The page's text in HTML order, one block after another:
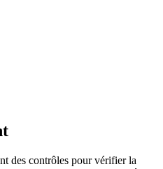
des contrôles pour vérifier la